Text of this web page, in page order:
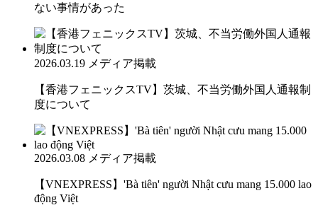
ない事情があった
2026.03.19 メディア掲載
【香港フェニックスTV】茨城、不当労働外国人通報制
度について
2026.03.08 メディア掲載
【VNEXPRESS】'Bà tiên' người Nhật cưu mang 15.000 lao
động Việt